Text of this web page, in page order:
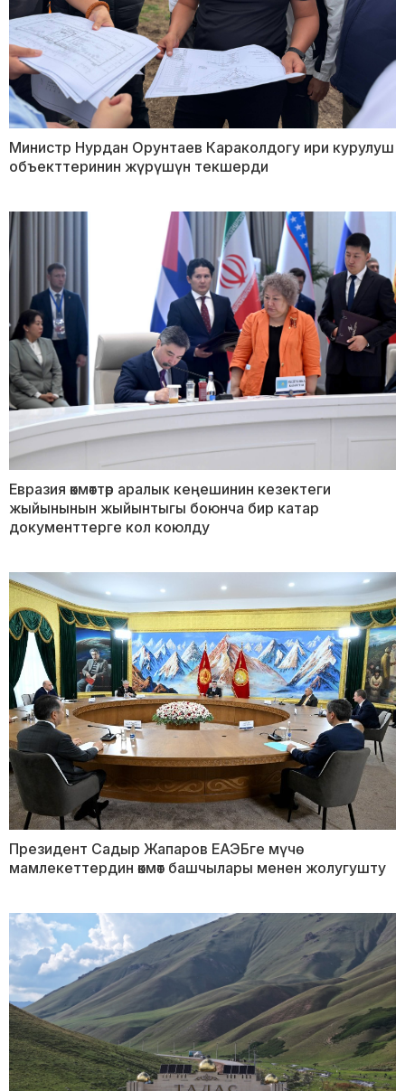
Министр Нурдан Орунтаев Караколдогу ири курулуш
объекттеринин жүрүшүн текшерди
Евразия өкмөттөр аралык кеңешинин кезектеги
жыйынынын жыйынтыгы боюнча бир катар
документтерге кол коюлду
Президент Садыр Жапаров ЕАЭБге мүчө
мамлекеттердин өкмөт башчылары менен жолугушту